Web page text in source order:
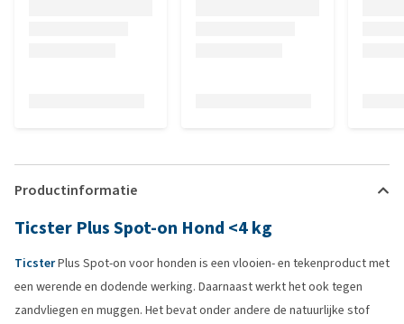
Productinformatie
Ticster Plus Spot-on Hond <4 kg
TicsterPlus Spot-on voor honden is een vlooien- en tekenproduct met
een werende en dodende werking. Daarnaast werkt het ook tegen
zandvliegen en muggen. Het bevat onder andere de natuurlijke stof